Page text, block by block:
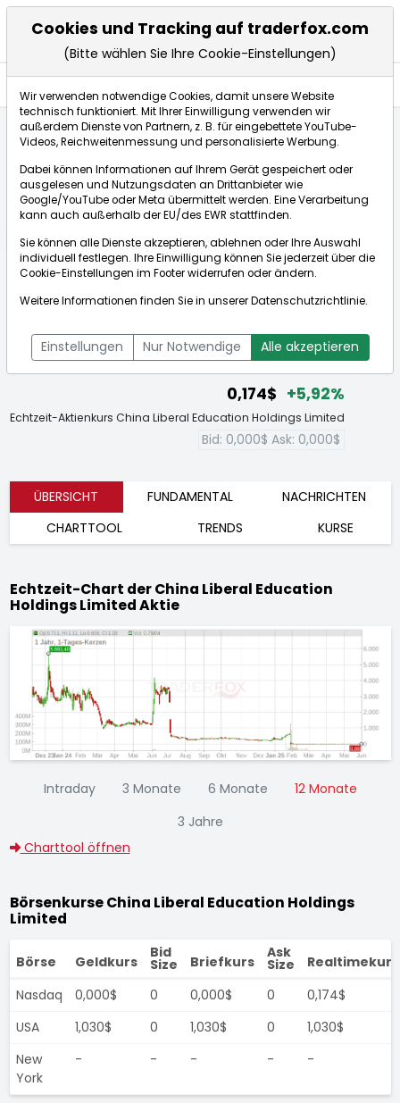
China Liberal Education Holdings Limited
Börse:
China Liberal Education Holdings Limited
[ISIN: KYG2161Y1098]
Aktienkurse
0,174$ +5,92%
Echtzeit-Aktienkurs China Liberal Education Holdings Limited
Bid: 0,000$ Ask: 0,000$
ÜBERSICHT FUNDAMENTAL
NACHRICHTEN
CHARTTOOL
TRENDS KURSE
Echtzeit-Chart der China Liberal Education
Holdings Limited Aktie
Intraday 3 Monate 6 Monate
12 Monate
3 Jahre
Charttool öffnen
Börsenkurse China Liberal Education Holdings
Limited
Börse Geldkurs
Bid
Size Briefkurs
Ask
Size
Realtimekurs
Nasdaq
0,000$ 0 0,000$ 0
0,174$
USA
1,030$ 0 1,030$ 0
1,030$
New
York
- - - - -
Cookies und Tracking auf traderfox.com
(Bitte wählen Sie Ihre Cookie-Einstellungen)
Wir verwenden notwendige Cookies, damit unsere Website
technisch funktioniert. Mit Ihrer Einwilligung verwenden wir
außerdem Dienste von Partnern, z. B. für eingebettete YouTube-
Videos, Reichweitenmessung und personalisierte Werbung.
Dabei können Informationen auf Ihrem Gerät gespeichert oder
ausgelesen und Nutzungsdaten an Drittanbieter wie
Google/YouTube oder Meta übermittelt werden. Eine Verarbeitung
kann auch außerhalb der EU/des EWR stattfinden.
Sie können alle Dienste akzeptieren, ablehnen oder Ihre Auswahl
individuell festlegen. Ihre Einwilligung können Sie jederzeit über die
Cookie-Einstellungen im Footer widerrufen oder ändern.
Weitere Informationen finden Sie in unsererDatenschutzrichtlinie.
Einstellungen Nur Notwendige Alle akzeptieren